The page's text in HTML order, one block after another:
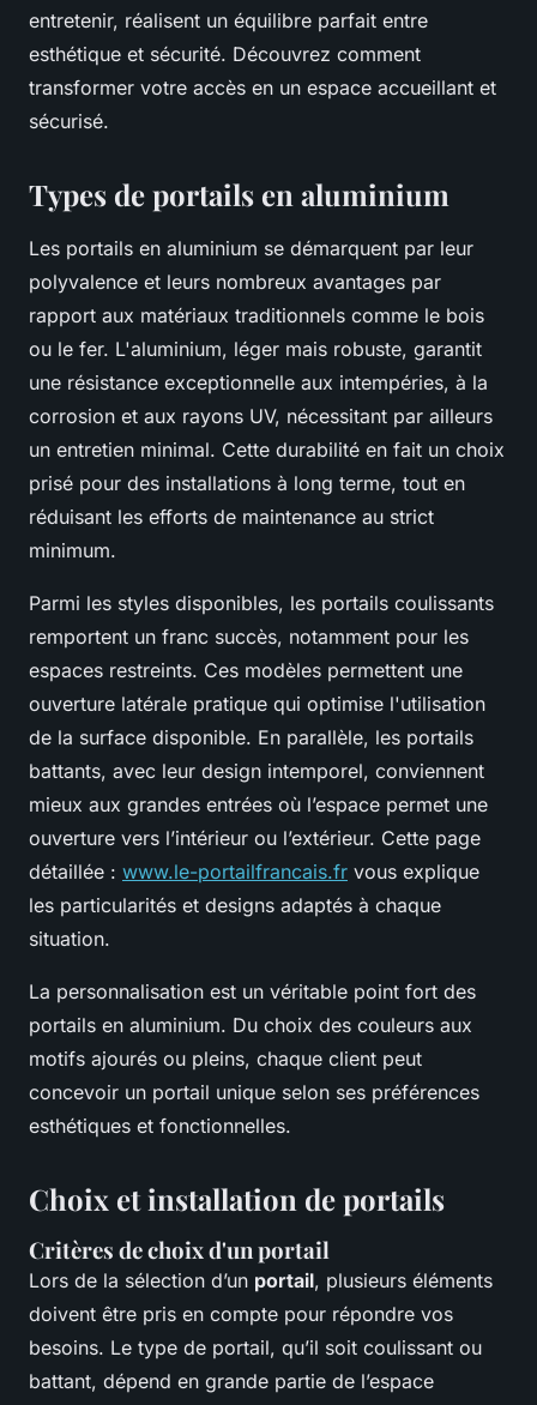
entretenir, réalisent un équilibre parfait entre
esthétique et sécurité. Découvrez comment
transformer votre accès en un espace accueillant et
sécurisé.
Types de portails en aluminium
Les portails en aluminium se démarquent par leur
polyvalence et leurs nombreux avantages par
rapport aux matériaux traditionnels comme le bois
ou le fer. L'aluminium, léger mais robuste, garantit
une résistance exceptionnelle aux intempéries, à la
corrosion et aux rayons UV, nécessitant par ailleurs
un entretien minimal. Cette durabilité en fait un choix
prisé pour des installations à long terme, tout en
réduisant les efforts de maintenance au strict
minimum.
Parmi les styles disponibles, les portails coulissants
remportent un franc succès, notamment pour les
espaces restreints. Ces modèles permettent une
ouverture latérale pratique qui optimise l'utilisation
de la surface disponible. En parallèle, les portails
battants, avec leur design intemporel, conviennent
mieux aux grandes entrées où l’espace permet une
ouverture vers l’intérieur ou l’extérieur. Cette page
détaillée : www.le-portailfrancais.fr vous explique
les particularités et designs adaptés à chaque
situation.
La personnalisation est un véritable point fort des
portails en aluminium. Du choix des couleurs aux
motifs ajourés ou pleins, chaque client peut
concevoir un portail unique selon ses préférences
esthétiques et fonctionnelles.
Choix et installation de portails
Critères de choix d'un portail
Lors de la sélection d’un portail, plusieurs éléments
doivent être pris en compte pour répondre vos
besoins. Le type de portail, qu’il soit coulissant ou
battant, dépend en grande partie de l’espace